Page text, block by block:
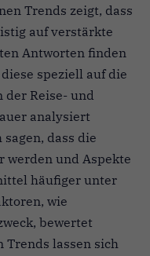
Trends zeigt, dass
auf verstärkte
Antworten finden
speziell auf die
Reise- und
analysiert
dass die
werden und Aspekte
häufiger unter
wie
bewertet
Trends lassen sich